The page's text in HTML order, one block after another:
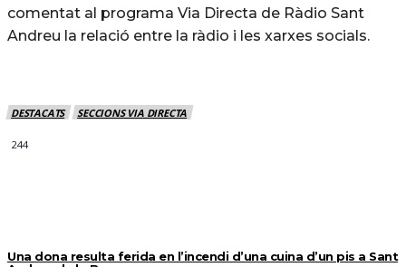
comentat al programa Via Directa de Ràdio Sant
Andreu la relació entre la ràdio i les xarxes socials.
DESTACATS SECCIONS VIA DIRECTA
244
Una dona resulta ferida en l’incendi d’una cuina d’un pis a Sant